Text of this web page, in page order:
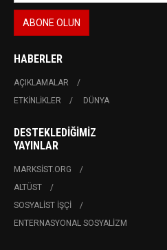
HABERLER
AÇIKLAMALAR
ETKINLIKLER
DÜNYA
DESTEKLEDIĞIMIZ
YAYINLAR
MARKSIST.ORG
ALTÜST
SOSYALIST İŞÇI
ENTERNASYONAL SOSYALIZM